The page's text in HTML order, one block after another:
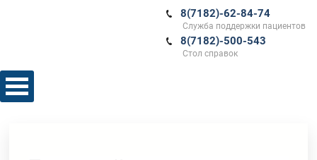
8(7182)-62-84-74
Служба поддержки пациентов
8(7182)-500-543
Стол справок